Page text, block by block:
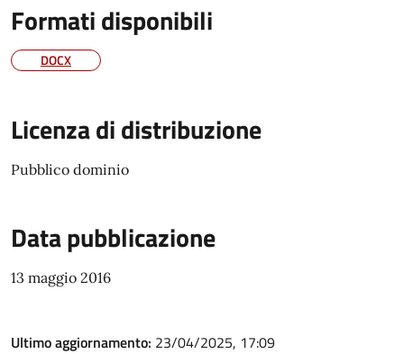
Formati disponibili
DOCX
Licenza di distribuzione
Pubblico dominio
Data pubblicazione
13 maggio 2016
Ultimo aggiornamento: 23/04/2025, 17:09